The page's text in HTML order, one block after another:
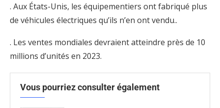
. Aux États-Unis, les équipementiers ont fabriqué plus
de véhicules électriques qu’ils n’en ont vendu..
. Les ventes mondiales devraient atteindre près de 10
millions d’unités en 2023.
Vous pourriez consulter également